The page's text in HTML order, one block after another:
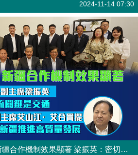
2024-11-14 07:30
【成果豐碩】香港、新疆合作機制效果顯著 梁振英：密切交流關鍵是交通 艾山江·艾合買提：香港助力新疆推進高質量發展